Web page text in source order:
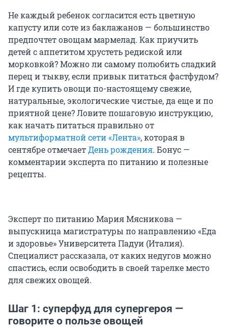
Не каждый ребенок согласится есть цветную
капусту или соте из баклажанов — большинство
предпочтет овощам мармелад. Как приучить
детей с аппетитом хрустеть редиской или
морковкой? Можно ли самому полюбить сладкий
перец и тыкву, если привык питаться фастфудом?
И где купить овощи по-настоящему свежие,
натуральные, экологические чистые, да еще и по
приятной цене? Ловите пошаговую инструкцию,
как начать питаться правильно от
мультиформатной сети «Лента», которая в
сентябре отмечаетДень рождения. Бонус —
комментарии эксперта по питанию и полезные
рецепты.
Эксперт по питанию Мария Мясникова —
выпускница магистратуры по направлению «Еда
и здоровье» Университета Падуи (Италия).
Специалист рассказала, от каких недугов можно
спастись, если освободить в своей тарелке место
для свежих овощей.
Шаг 1: суперфуд для супергероя —
говорите о пользе овощей